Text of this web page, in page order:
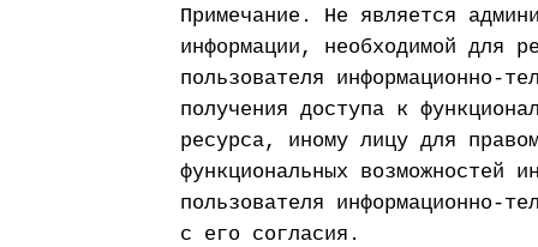
Примечание. Не является
информации, необходимой для
пользователя информационно-
получения доступа к
ресурса, иному лицу для
функциональных возможностей
пользователя информационно-
с его согласия.